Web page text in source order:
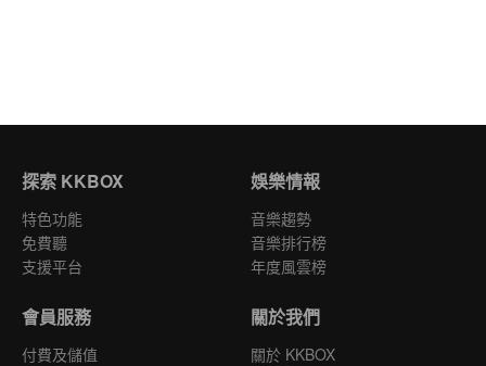
探索 KKBOX
特色功能
免費聽
支援平台
娛樂情報
音樂趨勢
音樂排行榜
年度風雲榜
會員服務
付費及儲值
關於我們
關於 KKBOX